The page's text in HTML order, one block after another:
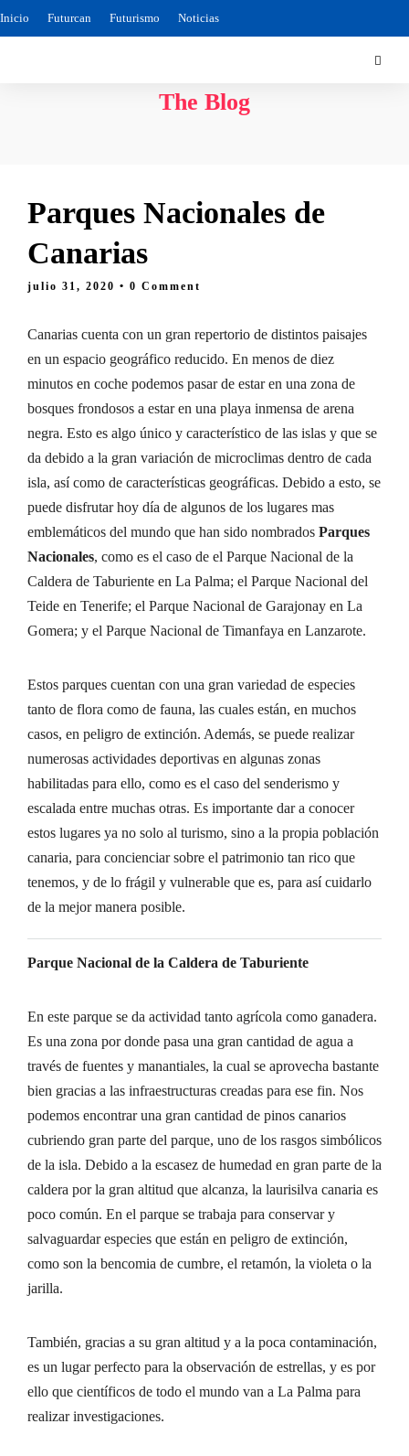
Inicio Futurcan Futurismo Noticias
The Blog
Parques Nacionales de
Canarias
julio 31, 2020 • 0 Comment
Canarias cuenta con un gran repertorio de distintos paisajes
en un espacio geográfico reducido. En menos de diez
minutos en coche podemos pasar de estar en una zona de
bosques frondosos a estar en una playa inmensa de arena
negra. Esto es algo único y característico de las islas y que se
da debido a la gran variación de microclimas dentro de cada
isla, así como de características geográficas. Debido a esto, se
puede disfrutar hoy día de algunos de los lugares mas
emblemáticos del mundo que han sido nombrados Parques
Nacionales, como es el caso de el Parque Nacional de la
Caldera de Taburiente en La Palma; el Parque Nacional del
Teide en Tenerife; el Parque Nacional de Garajonay en La
Gomera; y el Parque Nacional de Timanfaya en Lanzarote.
Estos parques cuentan con una gran variedad de especies
tanto de flora como de fauna, las cuales están, en muchos
casos, en peligro de extinción. Además, se puede realizar
numerosas actividades deportivas en algunas zonas
habilitadas para ello, como es el caso del senderismo y
escalada entre muchas otras. Es importante dar a conocer
estos lugares ya no solo al turismo, sino a la propia población
canaria, para concienciar sobre el patrimonio tan rico que
tenemos, y de lo frágil y vulnerable que es, para así cuidarlo
de la mejor manera posible.
Parque Nacional de la Caldera de Taburiente
En este parque se da actividad tanto agrícola como ganadera.
Es una zona por donde pasa una gran cantidad de agua a
través de fuentes y manantiales, la cual se aprovecha bastante
bien gracias a las infraestructuras creadas para ese fin. Nos
podemos encontrar una gran cantidad de pinos canarios
cubriendo gran parte del parque, uno de los rasgos simbólicos
de la isla. Debido a la escasez de humedad en gran parte de la
caldera por la gran altitud que alcanza, la laurisilva canaria es
poco común. En el parque se trabaja para conservar y
salvaguardar especies que están en peligro de extinción,
como son la bencomia de cumbre, el retamón, la violeta o la
jarilla.
También, gracias a su gran altitud y a la poca contaminación,
es un lugar perfecto para la observación de estrellas, y es por
ello que científicos de todo el mundo van a La Palma para
realizar investigaciones.